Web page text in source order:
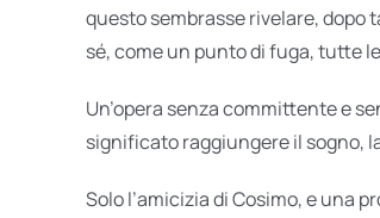
questo sembrasse rivelare, dopo
sé, come un punto di fuga, tutte
Un’opera senza committente e
significato raggiungere il sogno,
Solo l’amicizia di Cosimo, e una